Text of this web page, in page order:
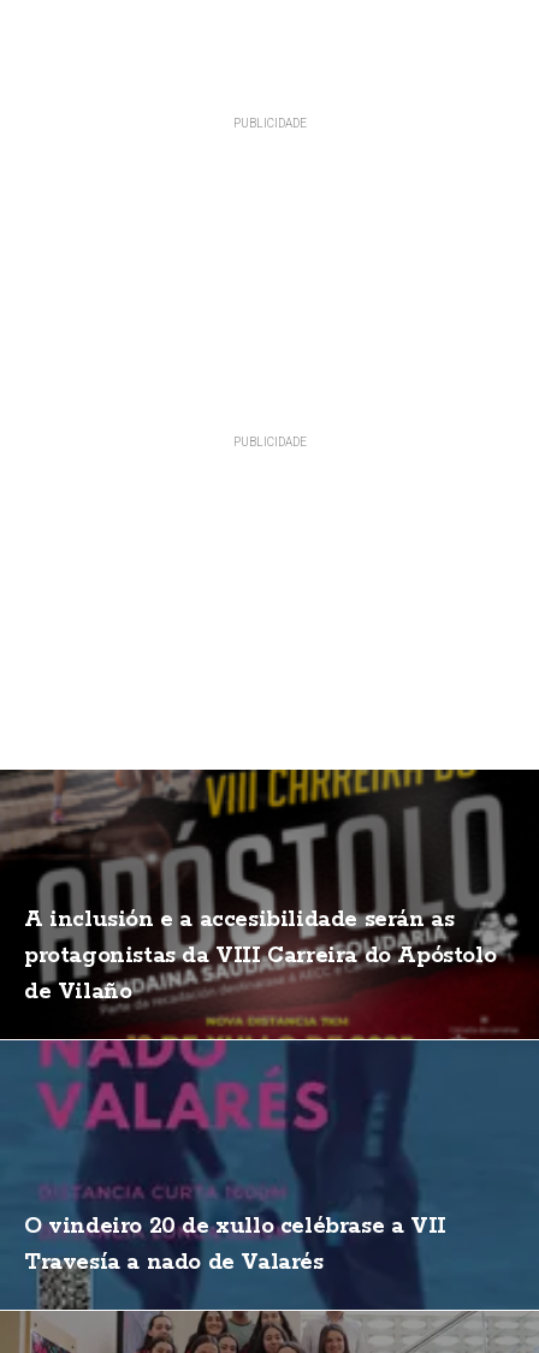
A inclusión e a accesibilidade serán as
protagonistas da VIII Carreira do Apóstolo
de Vilaño
O vindeiro 20 de xullo celébrase a VII
Travesía a nado de Valarés